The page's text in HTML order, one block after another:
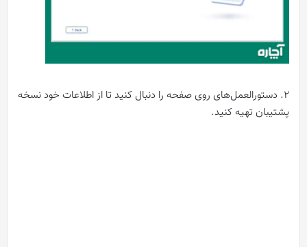
2. دستورالعمل‌های روی صفحه را دنبال کنید تا از اطلاعات خود نسخه
پشتیبان تهیه کنید.